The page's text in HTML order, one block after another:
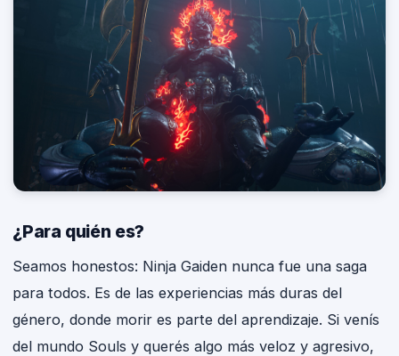
¿Para quién es?
Seamos honestos: Ninja Gaiden nunca fue una saga
para todos. Es de las experiencias más duras del
género, donde morir es parte del aprendizaje. Si venís
del mundo Souls y querés algo más veloz y agresivo,